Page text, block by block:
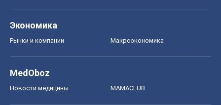
Экономика
Рынки и компании Mакроэкономика
MedOboz
Новости медицины MAMACLUB